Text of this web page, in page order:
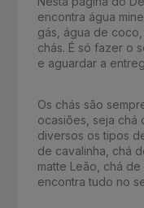
encontra água
gás, água de
chás. É só fazer o
e aguardar a
Os chás são
ocasiões, seja chá
diversos os tipos
de cavalinha, chá
matte Leão, chá
encontra tudo no